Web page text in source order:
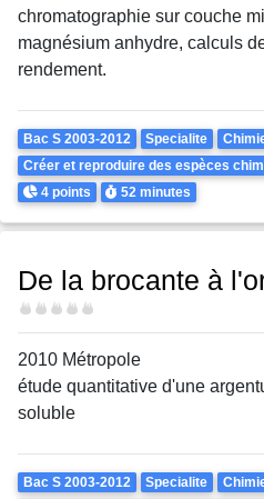
chromatographie sur couche
magnésium anhydre, calculs
rendement.
Theme
Bac S 2003-2012 Specialite
Créer et reproduire des espèces
Points
4 points Durée
52 minutes
De la brocante à
Difficulté
2010 Métropole
étude quantitative d'une
soluble
Theme
Bac S 2003-2012 Specialite